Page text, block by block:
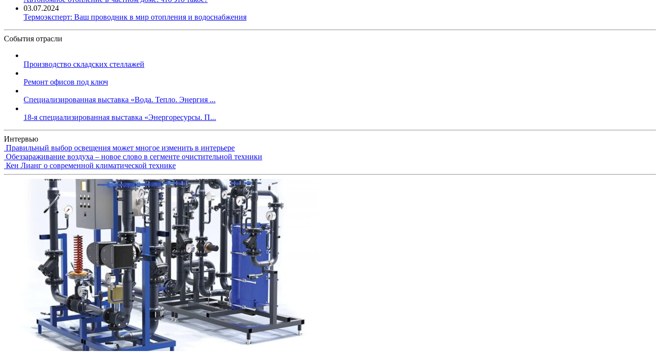
03.07.2024
Термоэксперт: Ваш проводник в мир отопления и водоснабжения
События отрасли
Производство складских стеллажей
Ремонт офисов под ключ
Специализированная выставка «Вода. Тепло. Энергия ...
18-я специализированная выставка «Энергоресурсы. П...
Интервью
Правильный выбор освещения может многое изменить в интерьере
Обеззараживание воздуха – новое слово в сегменте очистительной техники
Кен Лианг о современной климатической технике